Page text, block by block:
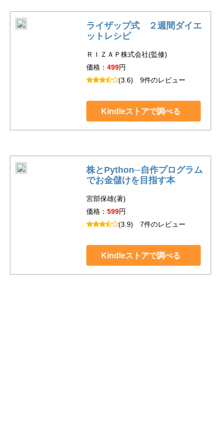
ライザップ式 ２週間ダイエ
ットレシピ
ＲＩＺＡＰ株式会社(監修)
価格： 499円
(3.6) 9件のレビュー
Kindleストアで調べる
株とPython─自作プログラム
でお金儲けを目指す本
宮部保雄(著)
価格： 599円
(3.9) 7件のレビュー
Kindleストアで調べる